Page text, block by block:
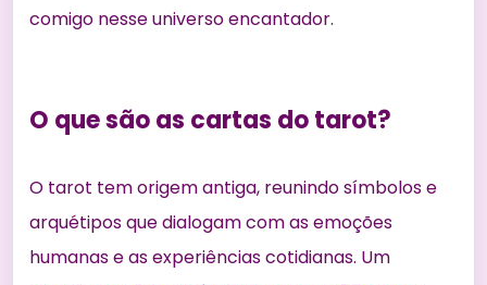
comigo nesse universo encantador.
O que são as cartas do tarot?
O tarot tem origem antiga, reunindo símbolos e
arquétipos que dialogam com as emoções
humanas e as experiências cotidianas. Um